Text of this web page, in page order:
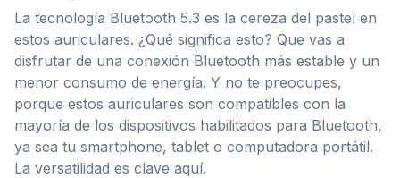
La tecnología Bluetooth 5.3 es la cereza del pastel en
estos auriculares. ¿Qué significa esto? Que vas a
disfrutar de una conexión Bluetooth más estable y un
menor consumo de energía. Y no te preocupes,
porque estos auriculares son compatibles con la
mayoría de los dispositivos habilitados para Bluetooth,
ya sea tu smartphone, tablet o computadora portátil.
La versatilidad es clave aquí.